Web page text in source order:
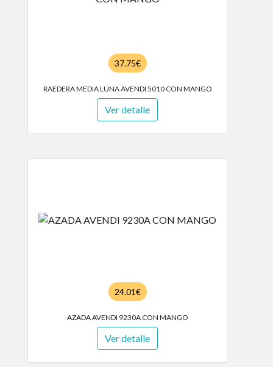
37.75€
RAEDERA MEDIA LUNA AVENDI 5010 CON MANGO
Ver detalle
24.01€
AZADA AVENDI 9230A CON MANGO
Ver detalle